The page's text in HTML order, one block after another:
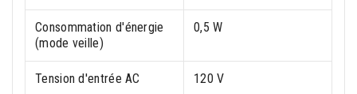
Consommation d'énergie
(mode veille)
0,5 W
Tension d'entrée AC 120 V